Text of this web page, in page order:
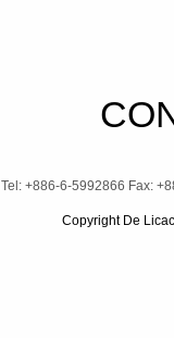
Tel: +886-6-5992866 Fax:
Copyright De